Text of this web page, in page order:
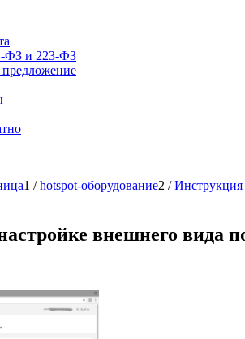
ФЗ и 223-ФЗ
1 / hotspot-оборудование2 / Инструкция
внешнего вида